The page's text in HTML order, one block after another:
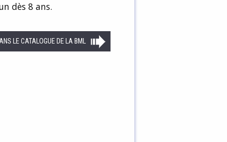
dès 8 ans.
LE CATALOGUE DE LA BML